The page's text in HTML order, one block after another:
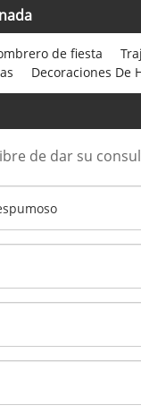
de fiesta
Decoraciones De
de dar su